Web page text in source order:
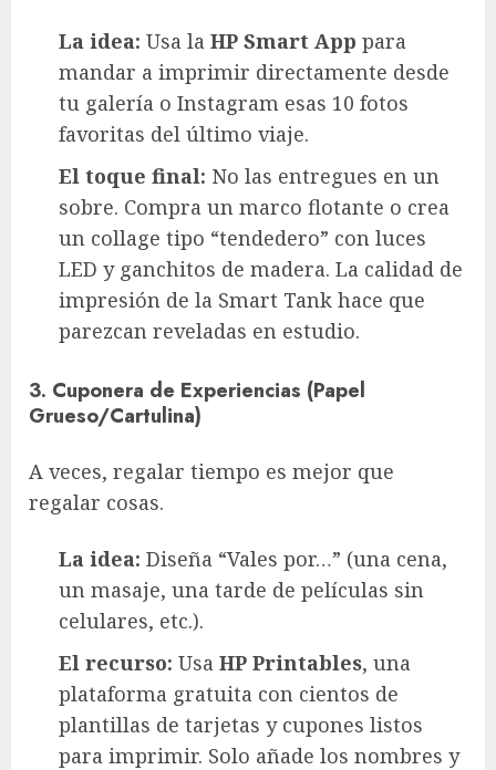
La idea: Usa la HP Smart App para
mandar a imprimir directamente desde
tu galería o Instagram esas 10 fotos
favoritas del último viaje.
El toque final: No las entregues en un
sobre. Compra un marco flotante o crea
un collage tipo “tendedero” con luces
LED y ganchitos de madera. La calidad de
impresión de la Smart Tank hace que
parezcan reveladas en estudio.
3. Cuponera de Experiencias (Papel
Grueso/Cartulina)
A veces, regalar tiempo es mejor que
regalar cosas.
La idea: Diseña “Vales por…” (una cena,
un masaje, una tarde de películas sin
celulares, etc.).
El recurso: Usa HP Printables, una
plataforma gratuita con cientos de
plantillas de tarjetas y cupones listos
para imprimir. Solo añade los nombres y